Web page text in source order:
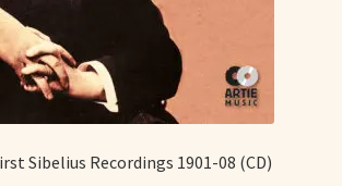
Sibelius Recordings 1901-08 (CD)